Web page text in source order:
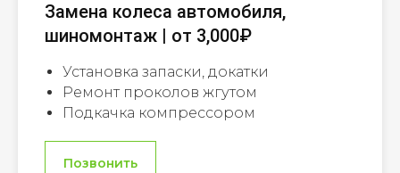
Замена колеса автомобиля,
шиномонтаж | от 3,000₽
Установка запаски, докатки
Ремонт проколов жгутом
Подкачка компрессором
Позвонить